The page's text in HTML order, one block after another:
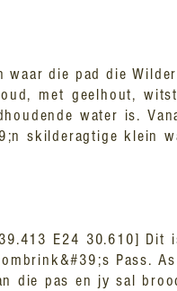
die pad die
met geelhout,
water is.
skilderagtige klein
E24 30.610] Dit
Pass.
die pas en jy sal